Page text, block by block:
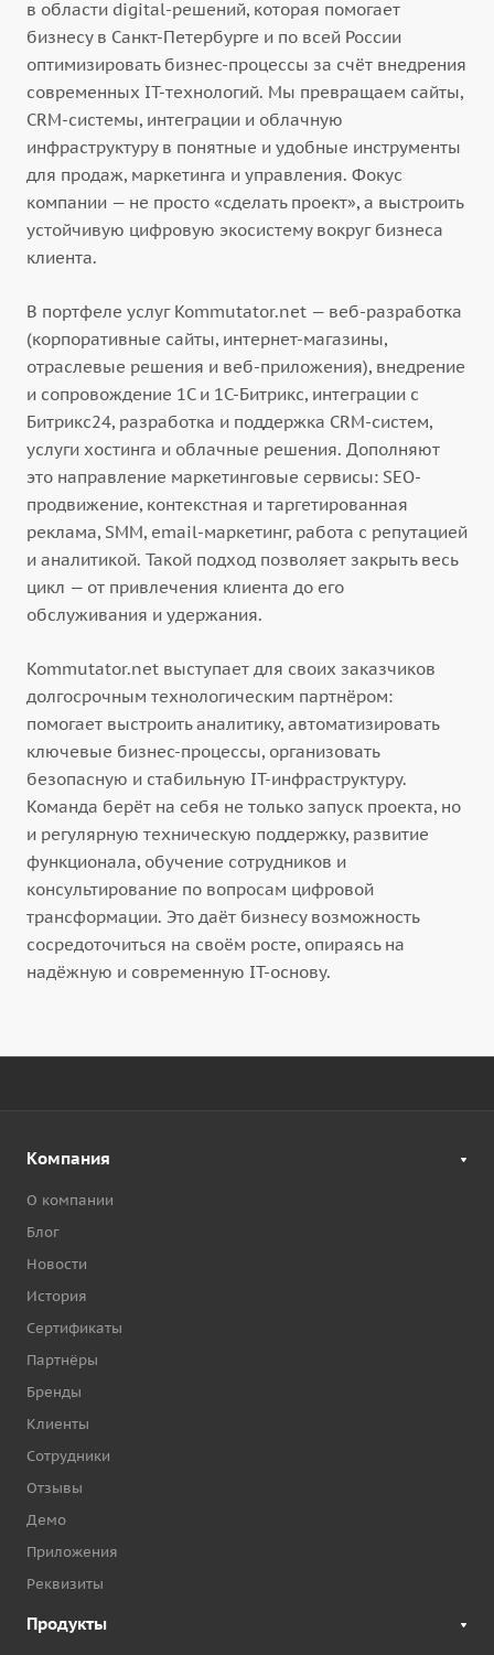
в области digital-решений, которая помогает
бизнесу в Санкт-Петербурге и по всей России
оптимизировать бизнес-процессы за счёт внедрения
современных IT-технологий. Мы превращаем сайты,
CRM-системы, интеграции и облачную
инфраструктуру в понятные и удобные инструменты
для продаж, маркетинга и управления. Фокус
компании — не просто «сделать проект», а выстроить
устойчивую цифровую экосистему вокруг бизнеса
клиента.
В портфеле услуг Kommutator.net — веб-разработка
(корпоративные сайты, интернет-магазины,
отраслевые решения и веб-приложения), внедрение
и сопровождение 1С и 1С-Битрикс, интеграции с
Битрикс24, разработка и поддержка CRM-систем,
услуги хостинга и облачные решения. Дополняют
это направление маркетинговые сервисы: SEO-
продвижение, контекстная и таргетированная
реклама, SMM, email-маркетинг, работа с репутацией
и аналитикой. Такой подход позволяет закрыть весь
цикл — от привлечения клиента до его
обслуживания и удержания.
Kommutator.net выступает для своих заказчиков
долгосрочным технологическим партнёром:
помогает выстроить аналитику, автоматизировать
ключевые бизнес-процессы, организовать
безопасную и стабильную IT-инфраструктуру.
Команда берёт на себя не только запуск проекта, но
и регулярную техническую поддержку, развитие
функционала, обучение сотрудников и
консультирование по вопросам цифровой
трансформации. Это даёт бизнесу возможность
сосредоточиться на своём росте, опираясь на
надёжную и современную IT-основу.
Компания
О компании
Блог
Новости
История
Сертификаты
Партнёры
Бренды
Клиенты
Сотрудники
Отзывы
Демо
Приложения
Реквизиты
Продукты